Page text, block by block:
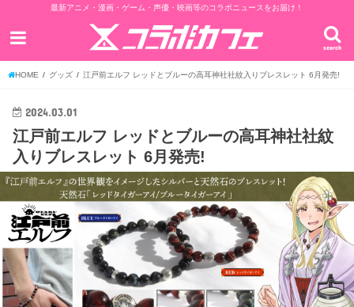
最新アニメ・漫画・ゲーム・声優・映画等のコラボニュースをお届け！
search
HOME グッズ 江戸前エルフ レッドとブルーの高耳神社社紋入りブレスレット 6月発売!
2024.03.01
江戸前エルフ レッドとブルーの高耳神社社紋
入りブレスレット 6月発売!